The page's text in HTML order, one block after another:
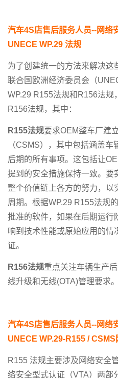
汽车4S店售后服务人员--网络
UNECE WP.29 法规
为了创建统一的方法来解决这
联合国欧洲经济委员会（
WP.29 R155法规和R156法规
R156法规，其中：
R155法规要求OEM整车厂建
（CSMS），其中包括涵盖
后期的所有事项。这包括让
提到的安全措施保持一致。要
整个价值链上各方的努力，
周期。根据WP.29 R155法规
批准的软件，如果在后期运行
响到技术性能或原始应用的情
证。
R156法规重点关注车辆生产
线升级和无线(OTA)管理要求。
汽车4S店售后服务人员--网络
UNECE WP.29-R155 / CSMS
R155 法规主要涉及网络安全
络安全型式认证（VTA）两部